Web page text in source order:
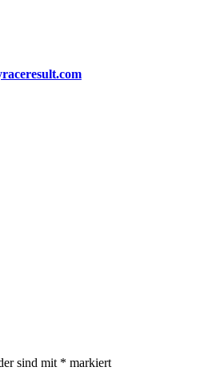
sind mit * markiert